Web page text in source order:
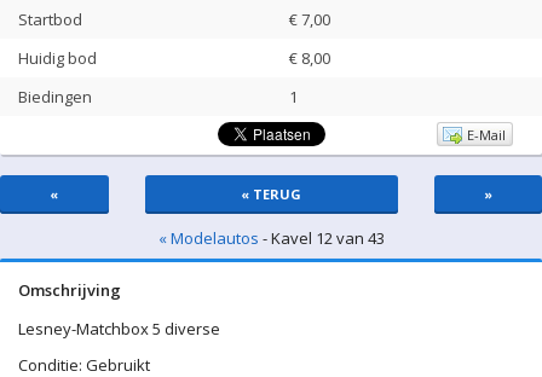
Startbod
€ 7,00
Huidig bod
€ 8,00
Biedingen
1
E-Mail
« « TERUG »
« Modelautos - Kavel 12 van 43
Omschrijving
Lesney-Matchbox 5 diverse
Conditie: Gebruikt